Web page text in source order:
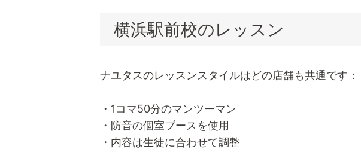
横浜駅前校のレッスン
ナユタスのレッスンスタイルはどの店舗も共通です：
・1コマ50分のマンツーマン
・防音の個室ブースを使用
・内容は生徒に合わせて調整